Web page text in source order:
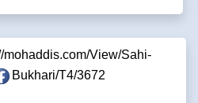
mohaddis.com/View/Sahi-
Bukhari/T4/3672